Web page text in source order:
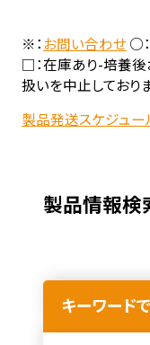
※：お問い合わせ○
□：在庫あり-培養
扱いを中止しており
製品発送スケジュー
製品情報検
キーワード